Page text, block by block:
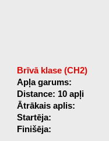
Brīvā klase (CH2)
Apļa garums:
Distance: 10 apļi
Ātrākais aplis:
Startēja:
Finišēja: